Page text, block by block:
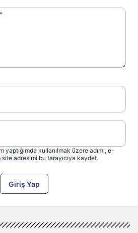
*
yaptığımda kullanılmak üzere adımı, e-
adresimi bu tarayıcıya kaydet.
Giriş Yap